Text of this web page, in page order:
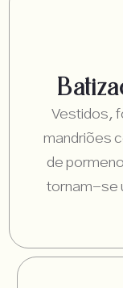
Vestidos,
mandriões
de
tornam-se